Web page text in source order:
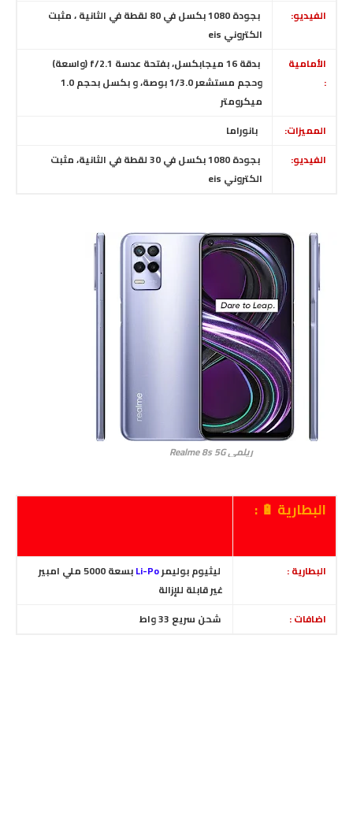
الفيديو:
بجودة 1080 بكسل في 80 لقطة في الثانية ،مثبت
الكتروني eis
الأمامية
:
بدقة 16 ميجابكسل، بفتحة عدسة f/2.1
(واسعة)
وحجم مستشعر 1/3.0 بوصة، و بكسل بحجم 1.0
ميكرومتر
المميزات:
بانوراما
الفيديو:
بجودة 1080 بكسل في 30 لقطة في الثانية ،مثبت
الكتروني eis
ريلمي Realme 8s 5G
البطارية 🔋 :
البطارية : ليثيوم بوليمرLi-Po
بسعة 5000 ملي امبير
غير قابلة للإزالة
اضافات :
شحن سريع 33 واط